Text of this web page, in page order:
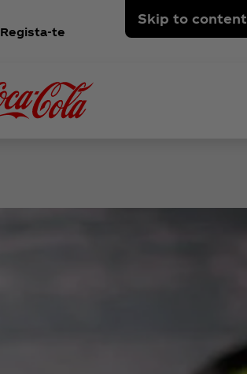
Skip to content
Regista-te